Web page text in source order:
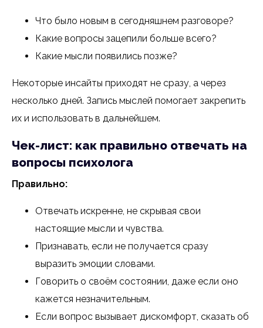
Что было новым в сегодняшнем разговоре?
Какие вопросы зацепили больше всего?
Какие мысли появились позже?
Некоторые инсайты приходят не сразу, а через
несколько дней. Запись мыслей помогает закрепить
их и использовать в дальнейшем.
Чек-лист: как правильно отвечать на
вопросы психолога
Правильно:
Отвечать искренне, не скрывая свои
настоящие мысли и чувства.
Признавать, если не получается сразу
выразить эмоции словами.
Говорить о своём состоянии, даже если оно
кажется незначительным.
Если вопрос вызывает дискомфорт, сказать об